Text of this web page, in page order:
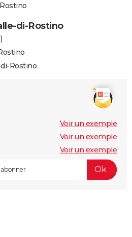
di-Rostino
Rostino
Voir un exemple
Voir un exemple
Voir un exemple